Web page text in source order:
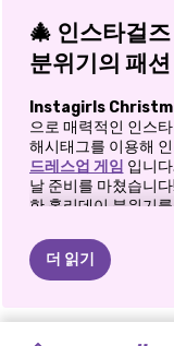
🎄 인스타걸
분위기의 패
Instagirls
으로 매력적인 인스
해시태그를 이용해
드레스업 게임 입니
날 준비를 마쳤습니
한 홀리데이 분위기
👗 완벽한 크
더 읽기
마리아의
로블록스
패션
GET